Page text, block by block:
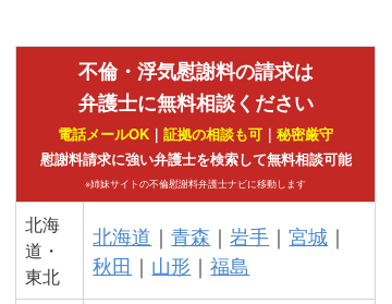
不倫・浮気慰謝料の請求は
弁護士に無料相談ください
電話メールOK ｜証拠の相談も可 ｜秘密厳守
慰謝料請求に強い弁護士を検索して無料相談可能
※姉妹サイトの不倫慰謝料弁護士ナビに移動します
北海
道・
東北
北海道 ｜青森 ｜岩手 ｜宮城 ｜
秋田 ｜ 山形 ｜福島